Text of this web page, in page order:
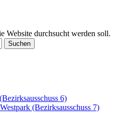
Website durchsucht werden soll.
Suchen
6)
(Bezirksausschuss 7)